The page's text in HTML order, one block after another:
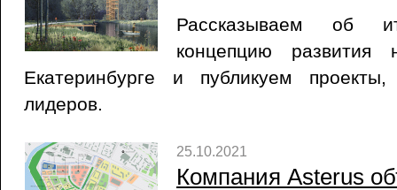
Рассказываем об
концепцию
Екатеринбурге и публикуем
лидеров.
25.10.2021
Компания Asterus